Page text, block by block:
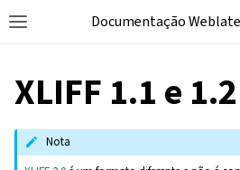
Documentação Weblate
XLIFF 1.1 e 1.2
Nota